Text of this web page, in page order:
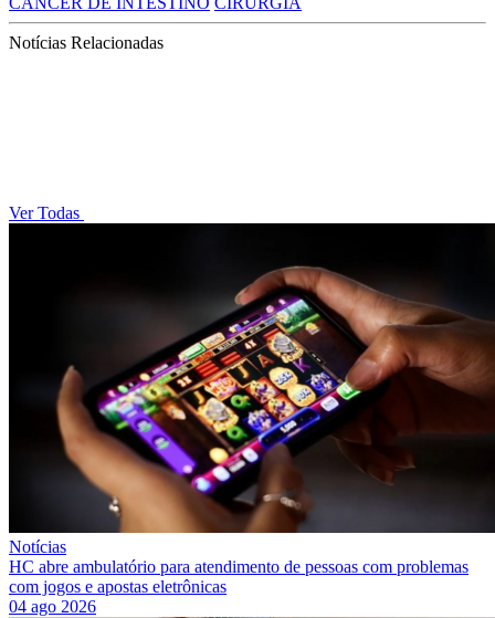
Notícias Relacionadas
Ver Todas
Notícias
HC abre ambulatório para atendimento de pessoas com problemas
com jogos e apostas eletrônicas
04 ago 2026